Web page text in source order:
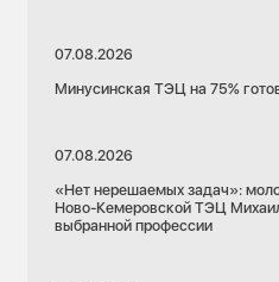
07.08.2026
Минусинская ТЭЦ на 75%
07.08.2026
«Нет нерешаемых задач»:
Ново-Кемеровской ТЭЦ
выбранной профессии